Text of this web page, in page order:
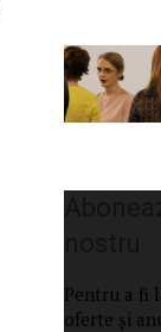
Pentru a fi
oferte și